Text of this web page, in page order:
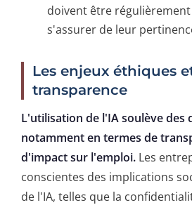
doivent être
s'assurer de leur
Les enjeux éthiques
transparence
L'utilisation de l'IA soulève des
notamment en termes de
d'impact sur l'emploi. Les
conscientes des implications
de l'IA, telles que la